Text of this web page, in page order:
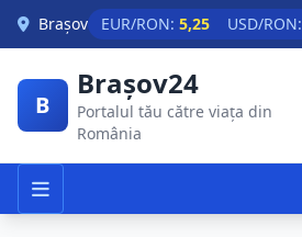
Skip to main content
Brașov EUR/RON: 5,25 USD/RON:
B
Brașov24
Portalul tău către viața din
România